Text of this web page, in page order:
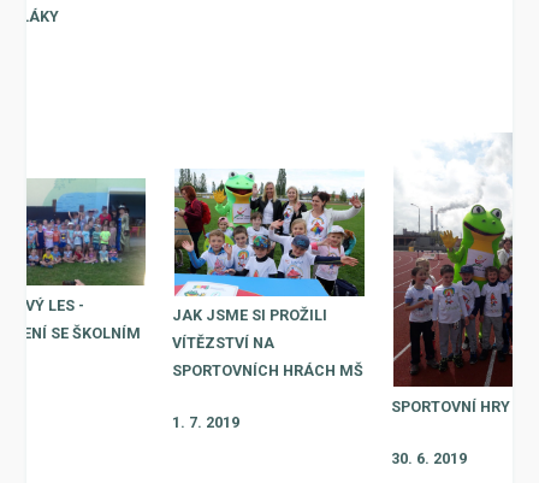
LES -
SE ŠKOLNÍM
JAK JSME SI PROŽILI
VÍTĚZSTVÍ NA
SPORTOVNÍCH HRÁCH MŠ
1. 7. 2019
SPORTOVNÍ HRY MŠ
30. 6. 2019